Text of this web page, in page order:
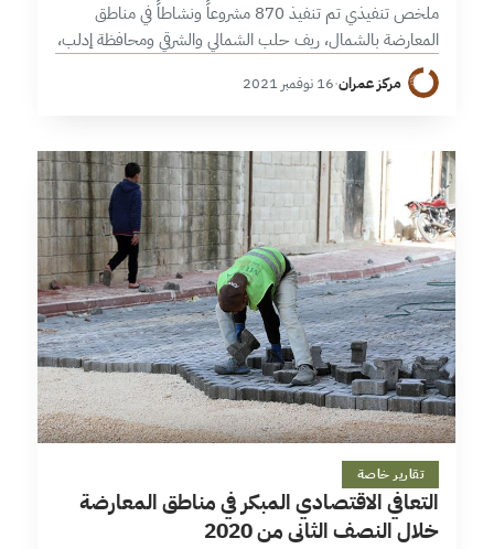
ملخص تنفيذي تم تنفيذ 870 مشروعاً ونشاطاً في مناطق
المعارضة بالشمال، ريف حلب الشمالي والشرقي ومحافظة إدلب،
2020 أو بواقع…مركز عمران·16 نوفمبر 2021
13 دقائق
تقارير خاصة
التعافي الاقتصادي المبكر في مناطق المعارضة
خلال النصف الثاني من 2020